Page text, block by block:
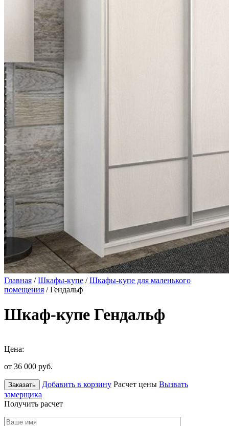
Главная /Шкафы-купе /Шкафы-купе для маленького
помещения / Гендальф
Шкаф-купе Гендальф
Цена:
от 36 000 руб.
Заказать Добавить в корзину Расчет цены Вызвать
замерщика
Получить расчет